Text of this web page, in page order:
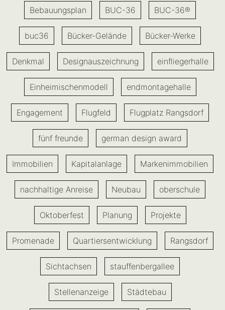
Bebauungsplan BUC-36 BUC-36®
buc36 Bücker-Gelände Bücker-Werke
Denkmal Designauszeichnung einfliegerhalle
Einheimischenmodell endmontagehalle
Engagement Flugfeld Flugplatz Rangsdorf
fünf freunde german design award
Immobilien Kapitalanlage Markenimmobilien
nachhaltige Anreise Neubau oberschule
Oktoberfest Planung Projekte
Promenade Quartiersentwicklung Rangsdorf
Sichtachsen stauffenbergallee
Stellenanzeige Städtebau